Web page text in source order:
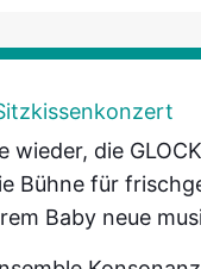
wieder, die
Bühne für
Baby neue